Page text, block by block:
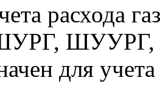
ШУУРГ,
для